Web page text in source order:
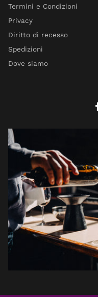
Termini e Condizioni
Privacy
Diritto di recesso
Spedizioni
Dove siamo